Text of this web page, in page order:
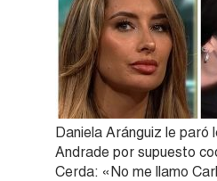
Daniela Aránguiz le paró
Andrade por supuesto
Cerda: «No me llamo